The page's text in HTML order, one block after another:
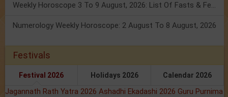
Weekly Horoscope 3 To 9 August, 2026: List Of Fasts & Festivals
Numerology Weekly Horoscope: 2 August To 8 August, 2026
Festivals
Festival 2026 Holidays 2026 Calendar 2026
Jagannath Rath Yatra 2026 Ashadhi Ekadashi 2026 Guru Purnima